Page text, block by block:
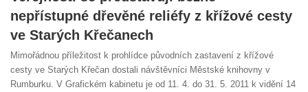
nepřístupné dřevěné reliéfy z křížové cesty
ve Starých Křečanech
Mimořádnou příležitost k prohlídce původních zastavení z křížové
cesty ve Starých Křečan dostali návštěvníci Městské knihovny v
Rumburku. V Grafickém kabinetu je od 11. 4. do 31. 5. 2011 k vidění 14